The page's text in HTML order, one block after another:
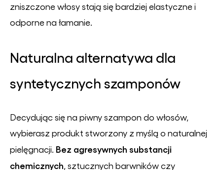
zniszczone włosy stają się bardziej elastyczne i
odporne na łamanie.
Naturalna alternatywa dla
syntetycznych szamponów
Decydując się na piwny szampon do włosów,
wybierasz produkt stworzony z myślą o naturalnej
pielęgnacji. Bez agresywnych substancji
chemicznych , sztucznych barwników czy